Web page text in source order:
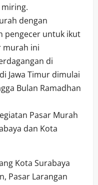
dengan
pengecer untuk ikut
murah ini
di
Jawa Timur dimulai
Bulan Ramadhan
Pasar Murah
dan Kota
Kota Surabaya
Pasar Larangan